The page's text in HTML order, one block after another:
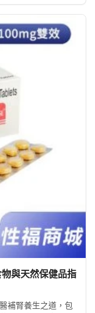
與天然保健品指
補腎養生之道，包